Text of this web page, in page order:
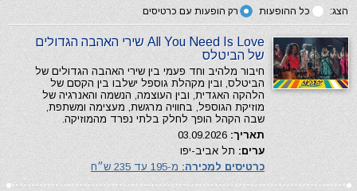
הצג: כל ההופעות רק הופעות עם כרטיסים
All You Need Is Love שירי האהבה הגדולים
של הביטלס
חיבור מלהיב וחד פעמי בין שירי האהבה הגדולים של
הביטלס, ובין מקהלת גוספל ישלבו בין הקסם של
הלהקה האגדית, ובין העוצמה, הנשמה והאנרגיה של
מוזיקת הגוספל, בחוויה מרגשת, מעצימה ומשתפת,
שבה הקהל הופך לחלק בלתי נפרד מהמוזיקה.
תאריך:
ערים: תל אביב-יפו
כרטיסים למכירה: מ-195 עד 235 ש״ח